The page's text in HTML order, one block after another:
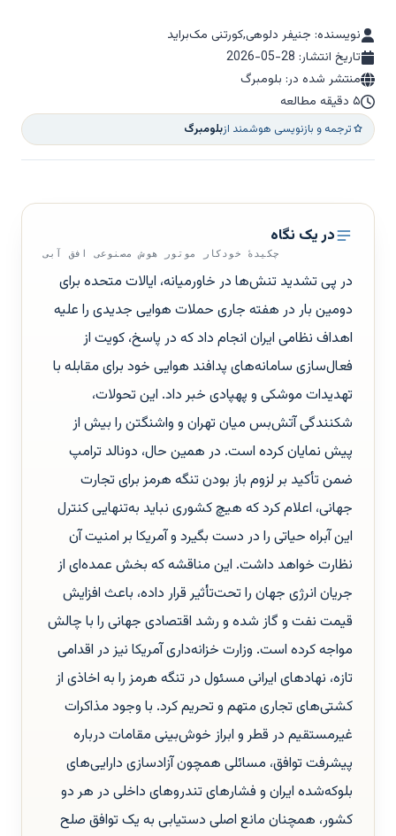
نویسنده: جنیفر دلوهی,کورتنی مک‌براید
تاریخ انتشار: 2026-05-28
منتشر شده در: بلومبرگ
۵ دقیقه مطالعه
ترجمه و بازنویسی هوشمند ازبلومبرگ
در یک نگاه
چکیدهٔ خودکار موتور هوش مصنوعی افق آبی
در پی تشدید تنش‌ها در خاورمیانه، ایالات متحده برای
دومین بار در هفته جاری حملات هوایی جدیدی را علیه
اهداف نظامی ایران انجام داد که در پاسخ، کویت از
فعال‌سازی سامانه‌های پدافند هوایی خود برای مقابله با
تهدیدات موشکی و پهپادی خبر داد. این تحولات،
شکنندگی آتش‌بس میان تهران و واشنگتن را بیش از
پیش نمایان کرده است. در همین حال، دونالد ترامپ
ضمن تأکید بر لزوم باز بودن تنگه هرمز برای تجارت
جهانی، اعلام کرد که هیچ کشوری نباید به‌تنهایی کنترل
این آبراه حیاتی را در دست بگیرد و آمریکا بر امنیت آن
نظارت خواهد داشت. این مناقشه که بخش عمده‌ای از
جریان انرژی جهان را تحت‌تأثیر قرار داده، باعث افزایش
قیمت نفت و گاز شده و رشد اقتصادی جهانی را با چالش
مواجه کرده است. وزارت خزانه‌داری آمریکا نیز در اقدامی
تازه، نهادهای ایرانی مسئول در تنگه هرمز را به اخاذی از
کشتی‌های تجاری متهم و تحریم کرد. با وجود مذاکرات
غیرمستقیم در قطر و ابراز خوش‌بینی مقامات درباره
پیشرفت توافق، مسائلی همچون آزادسازی دارایی‌های
بلوکه‌شده ایران و فشارهای تندروهای داخلی در هر دو
کشور، همچنان مانع اصلی دستیابی به یک توافق صلح